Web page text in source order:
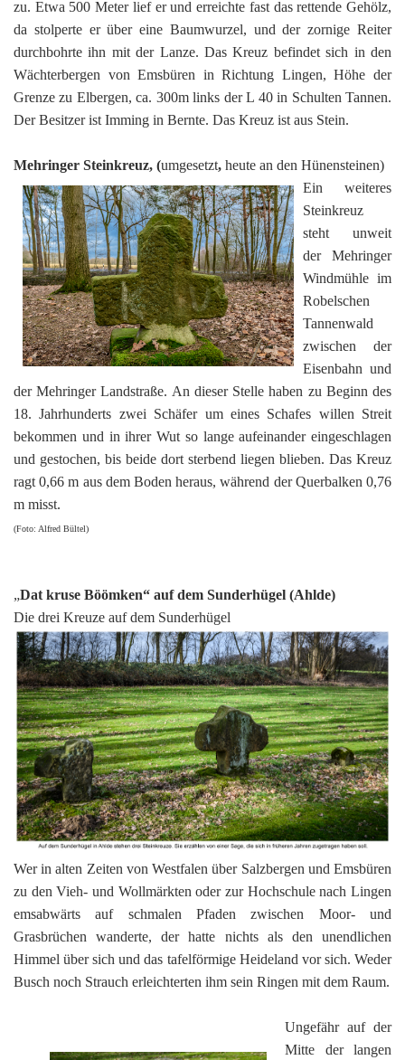
zu. Etwa 500 Meter lief er und erreichte fast das rettende Gehölz,
da stolperte er über eine Baumwurzel, und der zornige Reiter
durchbohrte ihn mit der Lanze. Das Kreuz befindet sich in den
Wächterbergen von Emsbüren in Richtung Lingen, Höhe der
Grenze zu Elbergen, ca. 300m links der L 40 in Schulten Tannen.
Der Besitzer ist Imming in Bernte. Das Kreuz ist aus Stein.
Mehringer Steinkreuz, (umgesetzt, heute an den Hünensteinen)
Ein weiteres
Steinkreuz
steht unweit
der Mehringer
Windmühle im
Robelschen
Tannenwald
zwischen der
Eisenbahn und
der Mehringer Landstraße. An dieser Stelle haben zu Beginn des
18. Jahrhunderts zwei Schäfer um eines Schafes willen Streit
bekommen und in ihrer Wut so lange aufeinander eingeschlagen
und gestochen, bis beide dort sterbend liegen blieben. Das Kreuz
ragt 0,66 m aus dem Boden heraus, während der Querbalken 0,76
m misst.
(Foto: Alfred Bültel)
„Dat kruse Böömken“ auf dem Sunderhügel (Ahlde)
Die drei Kreuze auf dem Sunderhügel
Wer in alten Zeiten von Westfalen über Salzbergen und Emsbüren
zu den Vieh- und Wollmärkten oder zur Hochschule nach Lingen
emsabwärts auf schmalen Pfaden zwischen Moor- und
Grasbrüchen wanderte, der hatte nichts als den unendlichen
Himmel über sich und das tafelförmige Heideland vor sich. Weder
Busch noch Strauch erleichterten ihm sein Ringen mit dem Raum.
Ungefähr auf der
Mitte der langen